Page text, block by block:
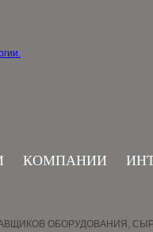
КОМПАНИИ
ОБОРУДОВАНИЯ,